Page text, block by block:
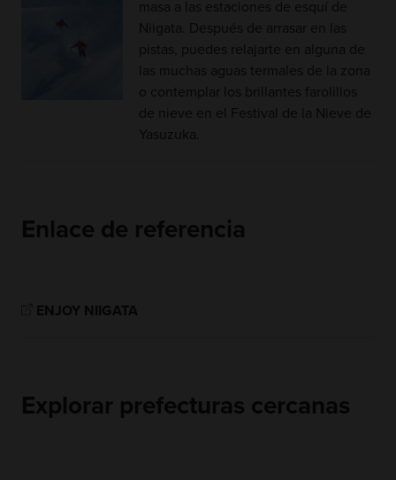
masa a las estaciones de esquí de
Niigata. Después de arrasar en las
pistas, puedes relajarte en alguna de
las muchas aguas termales de la zona
o contemplar los brillantes farolillos
de nieve en el Festival de la Nieve de
Yasuzuka.
Enlace de referencia
ENJOY NIIGATA
Explorar prefecturas cercanas